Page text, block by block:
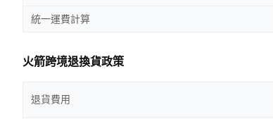
統一運費計算
火箭跨境退換貨政策
退貨費用